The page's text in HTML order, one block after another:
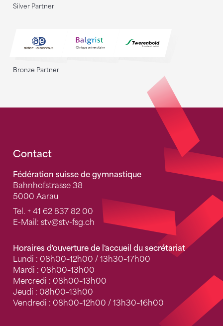
Silver Partner
Bronze Partner
Fusszeile
Contact
Fédération suisse de gymnastique
Bahnhofstrasse 38
5000 Aarau
Tel. + 41 62 837 82 00
E-Mail: stv@stv-fsg.ch
Horaires d'ouverture de l'accueil du secrétariat
Lundi : 08h00–12h00 / 13h30–17h00
Mardi : 08h00–13h00
Mercredi : 08h00–13h00
Jeudi : 08h00–13h00
Vendredi : 08h00–12h00 / 13h30–16h00